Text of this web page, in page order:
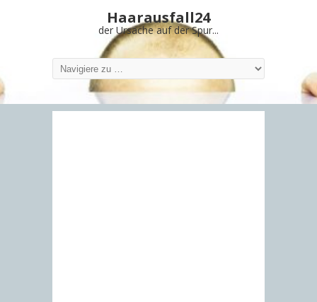
Haarausfall24
der Ursache auf der Spur...